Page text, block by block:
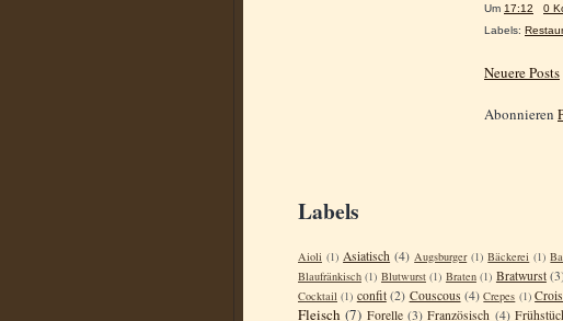
Um 17:12
0
Labels:
Neuere Posts
Abonnieren
Labels
Aioli (1) Asiatisch (4) Augsburger (1) Bäckerei (1)
Blaufränkisch (1) Blutwurst (1) Braten (1) Bratwurst
Cocktail (1) confit (2) Couscous (4) Crepes (1)
Fleisch (7) Forelle (3) Französisch (4)